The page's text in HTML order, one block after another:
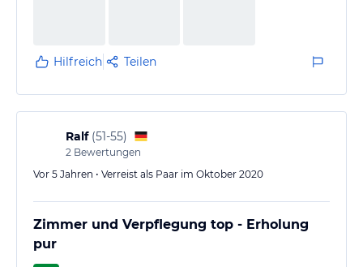
Hilfreich Teilen
Ralf (51-55)
2 Bewertungen
Vor 5 Jahren • Verreist als Paar im Oktober 2020
Zimmer und Verpflegung top - Erholung
pur